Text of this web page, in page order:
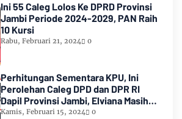
Ini 55 Caleg Lolos Ke DPRD Provinsi
Jambi Periode 2024-2029, PAN Raih
10 Kursi
Rabu, Februari 21, 2024 0
Perhitungan Sementara KPU, Ini
Perolehan Caleg DPD dan DPR RI
Dapil Provinsi Jambi, Elviana Masih
Urutan Kedua Teratas
Kamis, Februari 15, 2024 0